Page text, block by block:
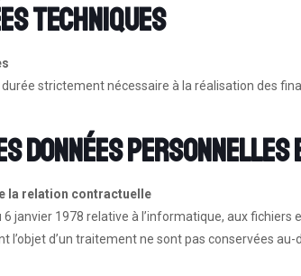
techniques
strictement nécessaire à la réalisation des
données personnelles
la relation contractuelle
janvier 1978 relative à l’informatique, aux fichiers
l’objet d’un traitement ne sont pas conservées